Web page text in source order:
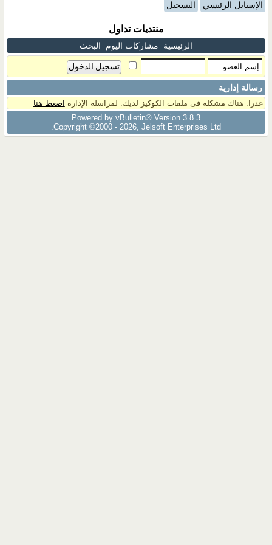
الإستايل الرئيسي التسجيل
منتديات تداول
الرئيسية مشاركات اليوم البحث
رسالة إدارية
عذرا. هناك مشكلة فى ملفات الكوكيز لديك. لمراسلة الإدارة اضغط هنا
Powered by vBulletin® Version 3.8.3
Copyright ©2000 - 2026, Jelsoft Enterprises Ltd.